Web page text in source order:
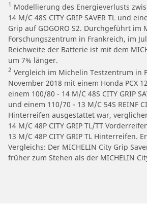
1 Modellierung des Energieverlusts
14 M/C 48S CITY GRIP SAVER TL und
Grip auf GOGORO S2. Durchgeführt im
Forschungszentrum in Frankreich, im
Reichweite der Batterie ist mit dem
um 7% länger.
2 Vergleich im Michelin Testzentrum in
November 2018 mit einem Honda PCX
einem 100/80 - 14 M/C 48S CITY GRIP
und einem 110/70 - 13 M/C 54S REINF
Hinterreifen ausgestattet war,
14 M/C 48P CITY GRIP TL/TT
13 M/C 48P CITY GRIP TL Hinterreifen.
Vergleichs: Der MICHELIN City Grip
früher zum Stehen als der MICHELIN